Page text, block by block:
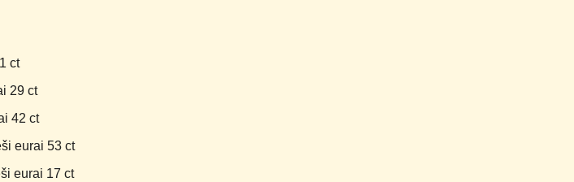
ct
29 ct
42 ct
eurai 53 ct
eurai 17 ct